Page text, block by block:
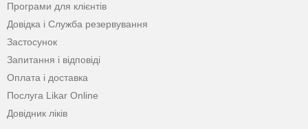
Програми для клієнтів
Довідка і Служба резервування
Застосунок
Запитання і відповіді
Оплата і доставка
Послуга Likar Online
Довідник ліків